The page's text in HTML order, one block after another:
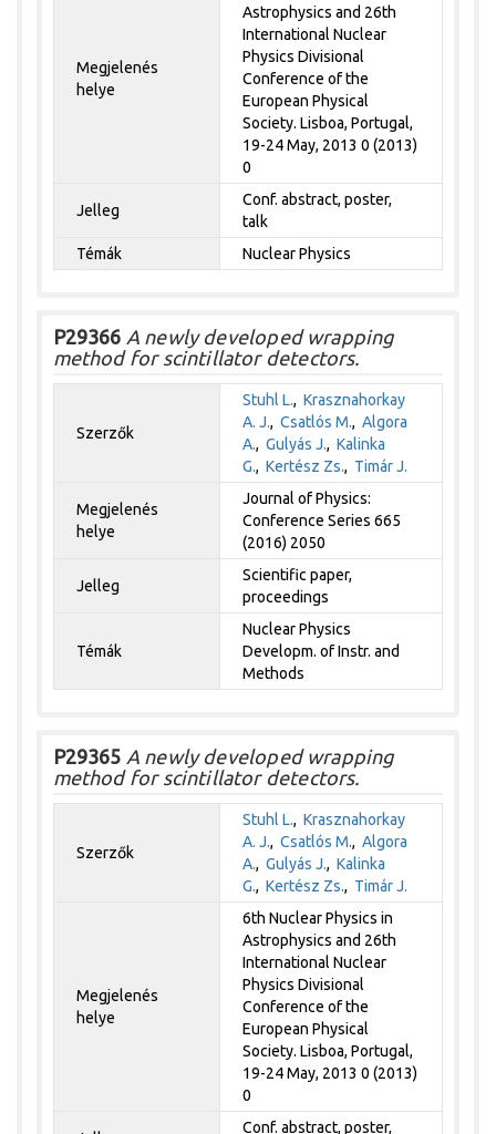
Megjelenés
helye
Astrophysics and 26th
International Nuclear
Physics Divisional
Conference of the
European Physical
Society. Lisboa, Portugal,
19-24 May, 2013 0 (2013)
0
Jelleg
Conf. abstract, poster,
talk
Témák
Nuclear Physics
P29366 A newly developed wrapping
method for scintillator detectors.
Szerzők
Stuhl L., Krasznahorkay
A. J., Csatlós M., Algora
A., Gulyás J., Kalinka
G., Kertész Zs., Timár J.
Megjelenés
helye
Journal of Physics:
Conference Series 665
(2016) 2050
Jelleg
Scientific paper,
proceedings
Témák
Nuclear Physics
Developm. of Instr. and
Methods
P29365 A newly developed wrapping
method for scintillator detectors.
Szerzők
Stuhl L., Krasznahorkay
A. J., Csatlós M., Algora
A., Gulyás J., Kalinka
G., Kertész Zs., Timár J.
Megjelenés
helye
6th Nuclear Physics in
Astrophysics and 26th
International Nuclear
Physics Divisional
Conference of the
European Physical
Society. Lisboa, Portugal,
19-24 May, 2013 0 (2013)
0
Conf. abstract, poster,